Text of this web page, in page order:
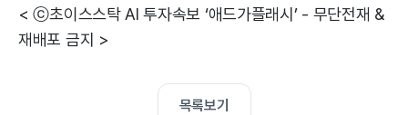
< ⓒ초이스스탁 AI 투자속보 ‘애드가플래시’ - 무단전재 &
재배포 금지 >
목록보기